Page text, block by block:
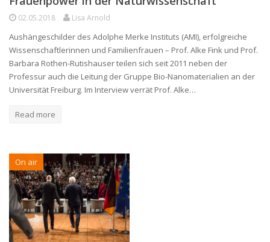
02.05.2018 Lisa Arnold
Aushängeschilder des Adolphe Merke Instituts (AMI), erfolgreiche
Wissenschaftlerinnen und Familienfrauen – Prof. Alke Fink und Prof.
Barbara Rothen-Rutishauser teilen sich seit 2011 neben der
Professur auch die Leitung der Gruppe Bio-Nanomaterialien an der
Universität Freiburg. Im Interview verrät Prof. Alke…
Read more
On air